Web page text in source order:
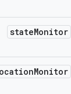
stateMonitor
Monitor